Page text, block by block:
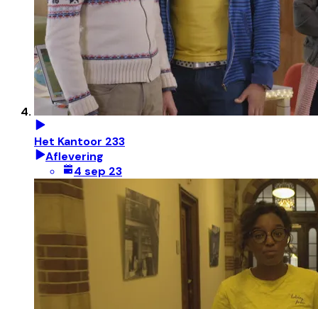
Het Kantoor 233
Aflevering
4 sep 23